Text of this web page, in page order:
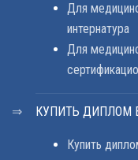
Для
интернатура
Для
КУПИТЬ ДИПЛОМ
Купить